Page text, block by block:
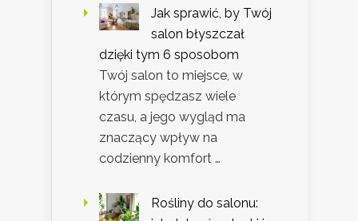
Jak sprawić, by Twój
salon błyszczał
dzięki tym 6 sposobom
Twój salon to miejsce, w
którym spędzasz wiele
czasu, a jego wygląd ma
znaczący wpływ na
codzienny komfort …
Rośliny do salonu: